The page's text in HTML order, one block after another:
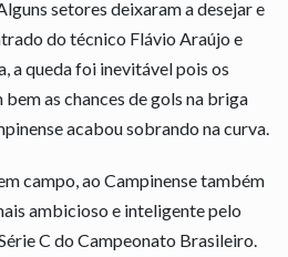
setores deixaram a desejar e
do técnico Flávio Araújo e
a queda foi inevitável pois os
as chances de gols na briga
acabou sobrando na curva.
campo, ao Campinense também
ambicioso e inteligente pelo
C do Campeonato Brasileiro.